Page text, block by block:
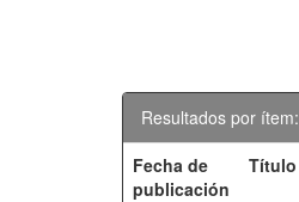
Resultados por ítem:
Fecha de
publicación
Título